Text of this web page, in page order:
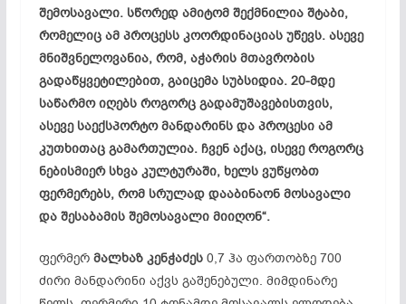
შემოსავალი. სწორედ ამიტომ შექმნილია შტაბი,
რომელიც ამ პროცესს კოორდინაციას უწევს. ასევე
მნიშვნელოვანია, რომ, აჭარის მთავრობის
გადაწყვეტილებით, გაიცემა სუბსიდია. 20-მდე
საწარმო იღებს როგორც გადამუშავებისთვის,
ასევე საექსპორტო მანდარინს და პროცესი ამ
კუთხითაც გამართულია. ჩვენ აქაც, ისევე როგორც
ნებისმიერ სხვა კულტურაში, ხელს ვუწყობთ
ფერმერებს, რომ სრულად დააბინაონ მოსავალი
და შესაბამის შემოსავალი მიიღონ“.
ფერმერ მალხაზ კენჭაძეს0,7 ჰა ფართობზე 700
ძირი მანდარინი აქვს გაშენებული. მიმდინარე